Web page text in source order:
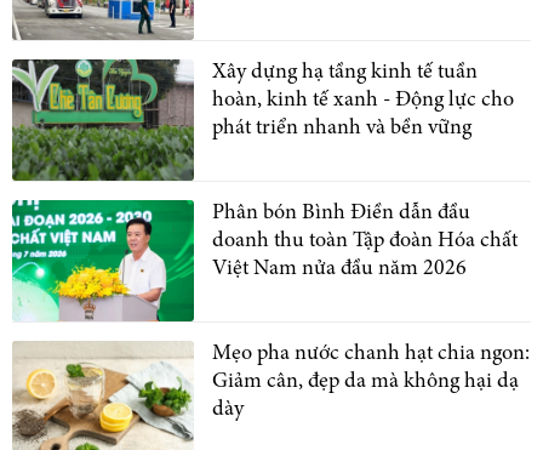
Xây dựng hạ tầng kinh tế tuần
hoàn, kinh tế xanh - Động lực cho
phát triển nhanh và bền vững
Phân bón Bình Điền dẫn đầu
doanh thu toàn Tập đoàn Hóa chất
Việt Nam nửa đầu năm 2026
Mẹo pha nước chanh hạt chia ngon:
Giảm cân, đẹp da mà không hại dạ
dày